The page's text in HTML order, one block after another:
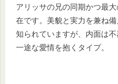
アリッサの兄の同期かつ最
在です。美貌と実力を兼ね
知られていますが、内面は不
一途な愛情を抱くタイプ。